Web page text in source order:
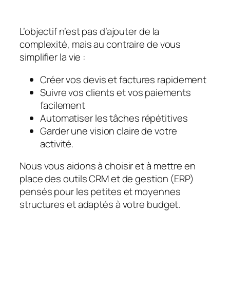
L’objectif n’est pas d’ajouter de la
complexité, mais au contraire de vous
simplifier la vie :
Créer vos devis et factures rapidement
Suivre vos clients et vos paiements
facilement
Automatiser les tâches répétitives
Garder une vision claire de votre
activité.
Nous vous aidons à choisir et à mettre en
place des outils CRM et de gestion (ERP)
pensés pour les petites et moyennes
structures et adaptés à votre budget.